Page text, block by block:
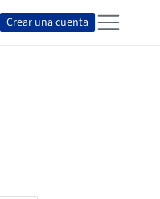
Crear una cuenta